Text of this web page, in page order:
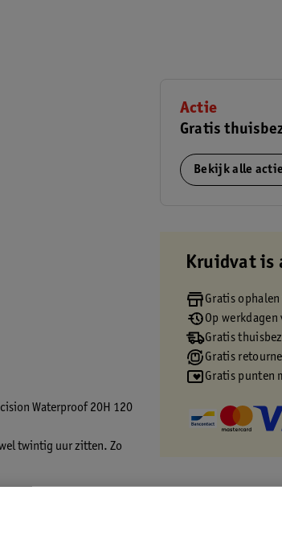
Waterproof 20H 120
twintig uur zitten. Zo
Actie
Gratis
Bekijk alle
Kruidvat is
Gratis
Op
Gratis
Gratis
Gratis punten